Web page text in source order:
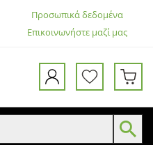
Επικοινωνήστε μαζί μας
Προσωπικά δεδομένα